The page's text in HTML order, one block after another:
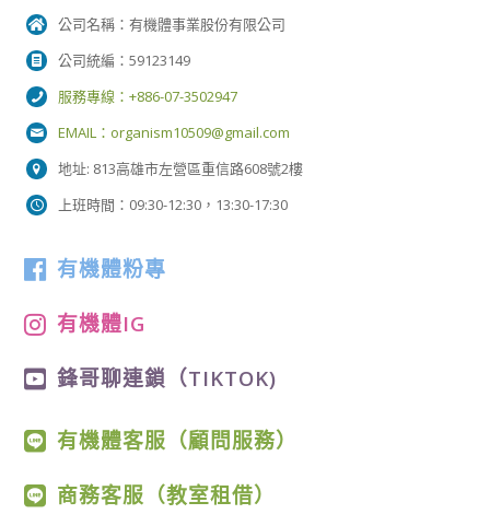
公司名稱：有機體事業股份有限公司
公司統編：59123149
服務專線：+886-07-3502947
EMAIL： organism10509@gmail.com
地址: 813高雄市左營區重信路608號2樓
上班時間：09:30-12:30，13:30-17:30
有機體粉專
有機體IG
鋒哥聊連鎖（TIKTOK)
有機體客服（顧問服務）
商務客服（教室租借）